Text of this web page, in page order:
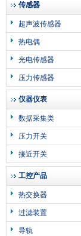
传感器
超声波传感器
热电偶
光电传感器
压力传感器
仪器仪表
数据采集类
压力开关
接近开关
工控产品
热交换器
过滤装置
导轨